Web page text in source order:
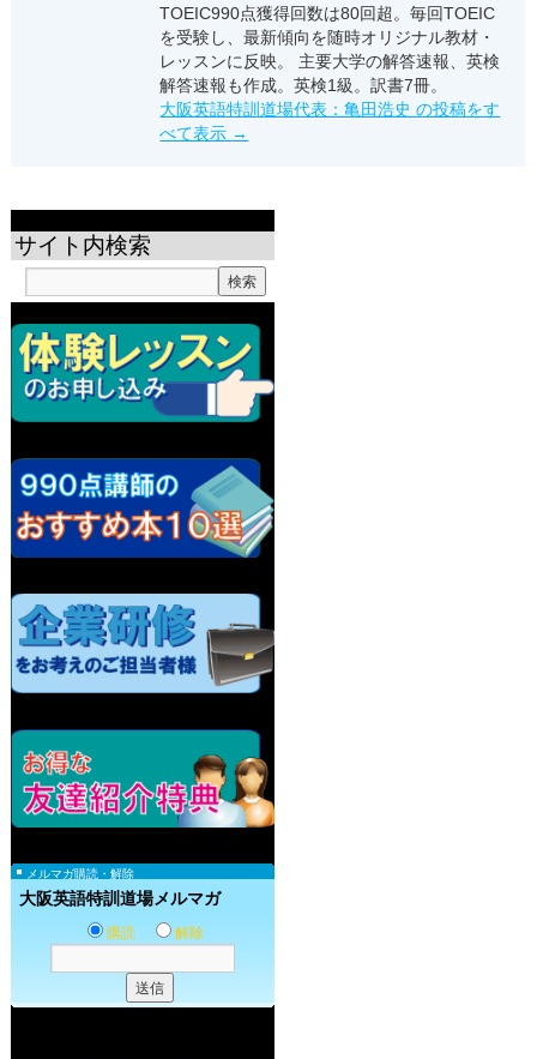
TOEIC990点獲得回数は80回超。毎回TOEIC
を受験し、最新傾向を随時オリジナル教材・
レッスンに反映。 主要大学の解答速報、英検
解答速報も作成。英検1級。訳書7冊。
大阪英語特訓道場代表：亀田浩史 の投稿をす
べて表示 →
サイト内検索
メルマガ購読・解除
大阪英語特訓道場メルマガ
購読 解除